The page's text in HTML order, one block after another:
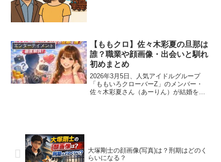
エンターテイメント
【ももクロ】佐々木彩夏の旦那は
誰？職業や顔画像・出会いと馴れ
初めまとめ
2026年3月5日、人気アイドルグループ
「ももいろクローバーZ」のメンバー・
佐々木彩夏さん（あーりん）が結婚を発
大塚剛士の顔画像(写真)は？刑期はどのく
らいになる？